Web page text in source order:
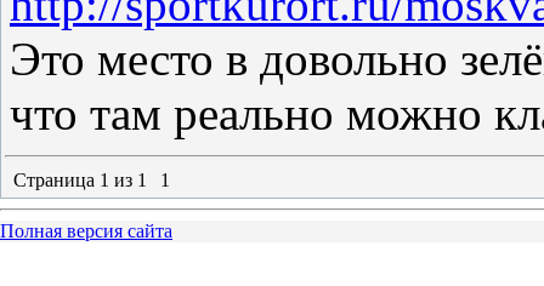
Это место в довольно
что там реально можно
Страница 1 из 1 1
Полная версия сайта